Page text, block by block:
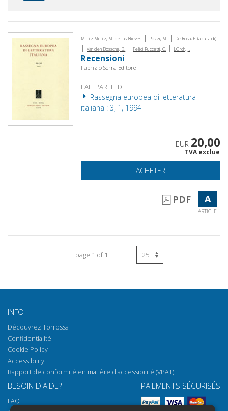
Muñiz Muñiz, M. de las Nieves | Pozzi, M. | De Rosa, F. (a cura di)
| Van den Bossche, B. | Felici Puccetti, C. | LOrch, J.
Recensioni
Fabrizio Serra Editore
FAIT PARTIE DE
Rassegna europea di letteratura
italiana : 3, 1, 1994
EUR 20,00
TVA exclue
ACHETER
PDF A
ARTICLE
page 1 of 1
INFO
Découvrez Torrossa
Confidentialité
Cookie Policy
Accessibility
Rapport de conformité en matière d'accessibilité (VPAT)
BESOIN D'AIDE?
FAQ
PAIEMENTS SÉCURISÉS